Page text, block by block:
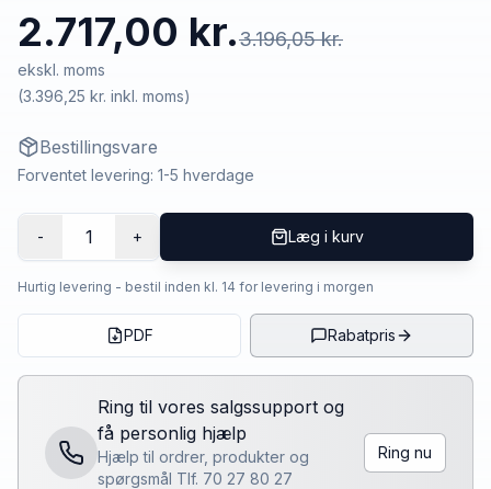
2.717,00 kr.3.196,05 kr.
ekskl. moms
(3.396,25 kr. inkl. moms)
Bestillingsvare
Forventet levering: 1-5 hverdage
- 1 + Læg i kurv
Hurtig levering - bestil inden kl. 14 for levering i morgen
PDF Rabatpris
Ring til vores salgssupport og
få personlig hjælp
Hjælp til ordrer, produkter og
spørgsmål Tlf. 70 27 80 27
Ring nu